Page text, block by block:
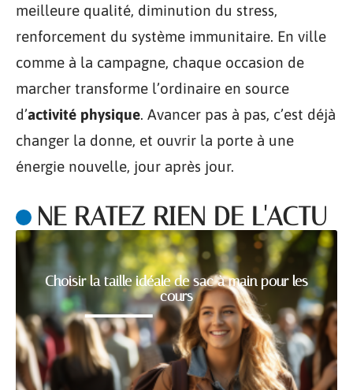
meilleure qualité, diminution du stress,
renforcement du système immunitaire. En ville
comme à la campagne, chaque occasion de
marcher transforme l’ordinaire en source
d’activité physique. Avancer pas à pas, c’est déjà
changer la donne, et ouvrir la porte à une
énergie nouvelle, jour après jour.
NE RATEZ RIEN DE L'ACTU
Choisir la taille idéale de sac à main pour les
cours